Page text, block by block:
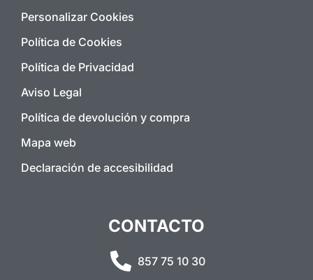
Personalizar Cookies
Política de Cookies
Política de Privacidad
Aviso Legal
Política de devolución y compra
Mapa web
Declaración de accesibilidad
CONTACTO
857 75 10 30